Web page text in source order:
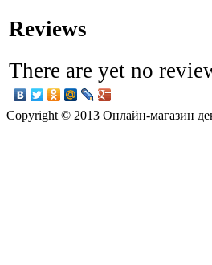
Reviews
There are yet no
Copyright © 2013 Онлайн-магазин